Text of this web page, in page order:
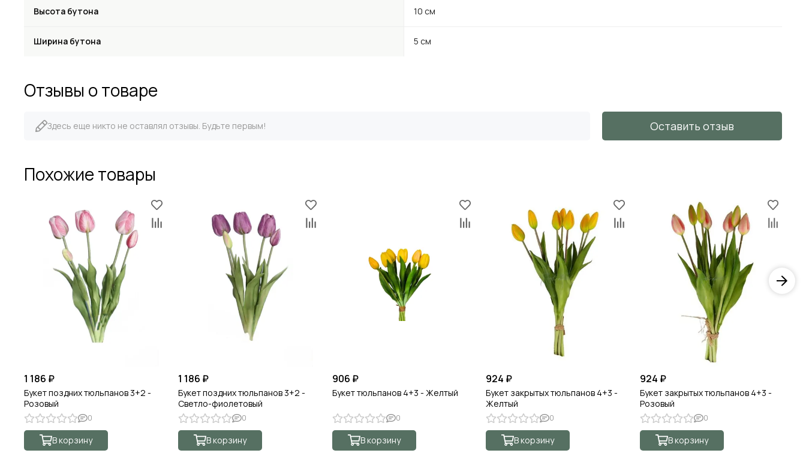
Высота бутона 10 см
Ширина бутона 5 см
Отзывы о товаре
Здесь еще никто не оставлял отзывы. Будьте первым! Оставить отзыв
Похожие товары
1 186 ₽
Букет поздних тюльпанов 3+2 -
Розовый
0
В корзину
1 186 ₽
Букет поздних тюльпанов 3+2 -
Светло-фиолетовый
0
В корзину
906 ₽
Букет тюльпанов 4+3 - Желтый
0
В корзину
924 ₽
Букет закрытых тюльпанов 4+3 -
Желтый
0
В корзину
924 ₽
Букет закрытых тюльпанов 4+3 -
Розовый
0
В корзину